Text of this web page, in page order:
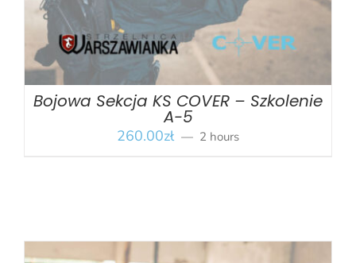
Bojowa Sekcja KS COVER – Szkolenie
A-5
260.00zł 2 hours